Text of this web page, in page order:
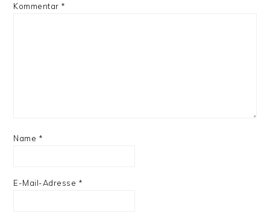
Kommentar *
Name *
E-Mail-Adresse *